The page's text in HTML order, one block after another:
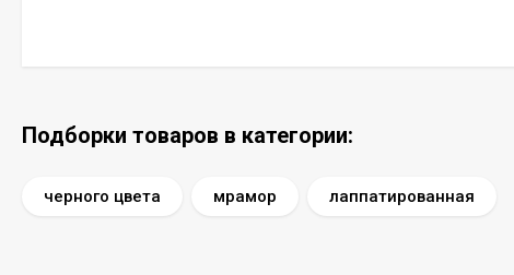
Подборки товаров в категории:
черного цвета мрамор лаппатированная